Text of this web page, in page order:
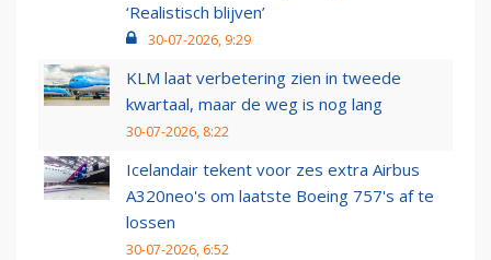
‘Realistisch blijven’
30-07-2026, 9:29
KLM laat verbetering zien in tweede
kwartaal, maar de weg is nog lang
30-07-2026, 8:22
Icelandair tekent voor zes extra Airbus
A320neo's om laatste Boeing 757's af te
lossen
30-07-2026, 6:52